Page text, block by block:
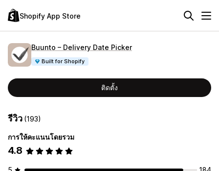
Shopify App Store
Buunto – Delivery Date Picker
Built for Shopify
ติดตั้ง
รีวิว (193)
การให้คะแนนโดยรวม
4.8